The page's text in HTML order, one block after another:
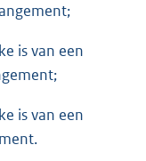
is van een
is van een